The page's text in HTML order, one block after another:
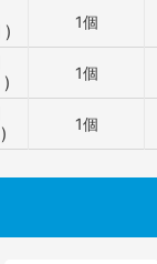
) 1個
) 1個
) 1個